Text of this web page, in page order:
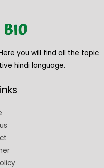
you will find all the topic
hindi language.